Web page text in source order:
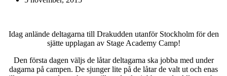
Idag anlände deltagarna till Drakudden utanför Stockholm för den
sjätte upplagan av Stage Academy Camp!
Den första dagen väljs de låtar deltagarna ska jobba med under
dagarna på campen. De sjunger lite på de låtar de valt ut och enas